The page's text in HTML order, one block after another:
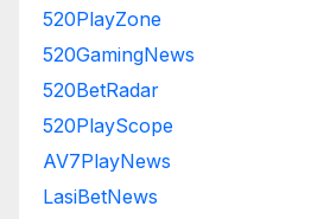
520PlayZone
520GamingNews
520BetRadar
520PlayScope
AV7PlayNews
LasiBetNews